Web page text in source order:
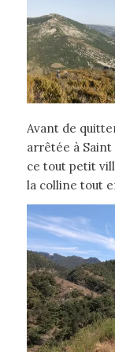
Avant de
arrêtée à Saint
ce tout petit
la colline tout